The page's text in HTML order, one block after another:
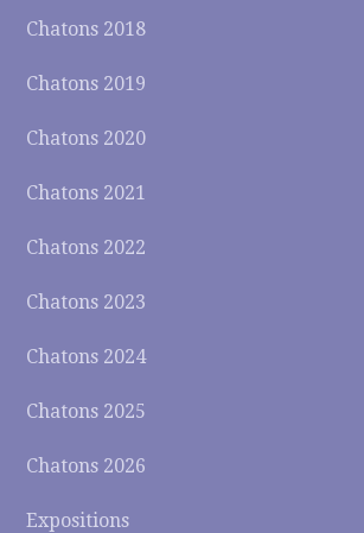
Chatons 2018
Chatons 2019
Chatons 2020
Chatons 2021
Chatons 2022
Chatons 2023
Chatons 2024
Chatons 2025
Chatons 2026
Expositions